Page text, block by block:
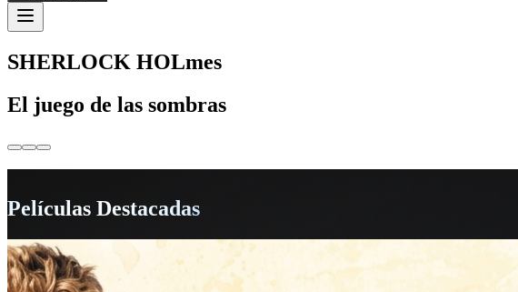
SHERLOCK HOLmes
El juego de las sombras
Películas Destacadas